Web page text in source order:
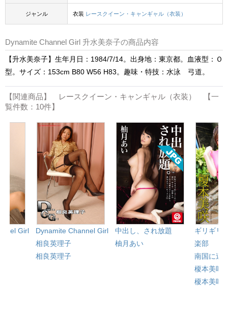
ジャンル 衣装 レースクイーン・キャンギャル（衣装）
Dynamite Channel Girl 升水美奈子の商品内容
【升水美奈子】生年月日：1984/7/14。出身地：東京都。血液型：Ｏ
型。サイズ：153cm B80 W56 H83。趣味・特技：水泳 弓道。
【関連商品】 レースクイーン・キャンギャル（衣装） 【一
覧件数：10件】
Girl
Dynamite Channel Girl
相良英理子
相良英理子
中出し、され放題
柚月あい
ギリギリ
楽部 「
南国に
榎本美咲
榎本美咲